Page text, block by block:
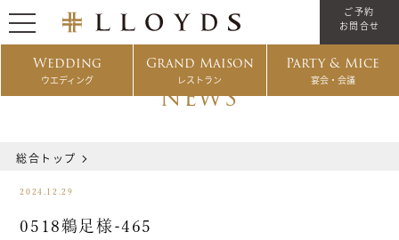
Wedding
ウエディング
Grand Maison
レストラン
Party & Mice
宴会・会議
ご予約
お問合せ
NEWS
総合トップ
2024.12.29
0518鵜足様-465